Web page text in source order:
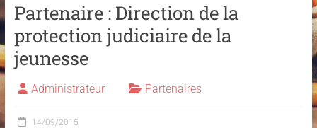
Partenaire : Direction de la
protection judiciaire de la
jeunesse
Administrateur Partenaires
14/09/2015